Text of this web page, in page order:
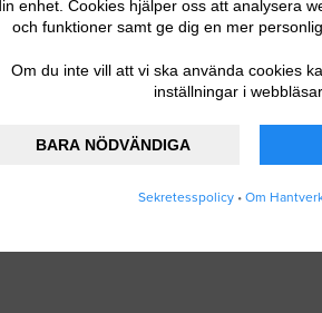
enhet. Cookies hjälper oss att analysera
och funktioner samt ge dig en mer
Om du inte vill att vi ska använda cookies
inställningar i
BARA NÖDVÄNDIGA
Sekretesspolicy • Om